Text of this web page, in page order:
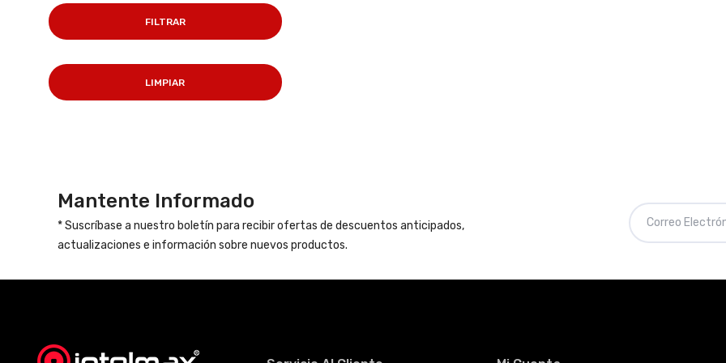
FILTRAR
LIMPIAR
Mantente Informado
* Suscríbase a nuestro boletín para recibir ofertas de descuentos anticipados,
actualizaciones e información sobre nuevos productos.